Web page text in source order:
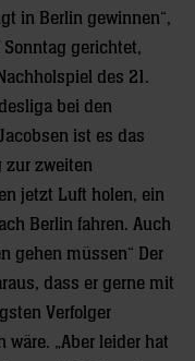
in Berlin gewinnen“,
gerichtet,
des 21.
bei den
ist es das
zur zweiten
jetzt Luft holen, ein
Berlin fahren. Auch
gehen müssen“ Der
dass er gerne mit
Verfolger
„Aber leider hat